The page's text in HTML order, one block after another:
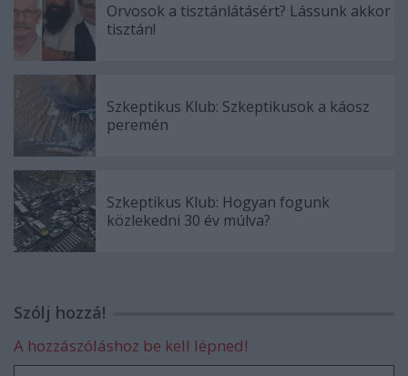
Orvosok a tisztánlátásért? Lássunk akkor
tisztán!
Szkeptikus Klub: Szkeptikusok a káosz
peremén
Szkeptikus Klub: Hogyan fogunk
közlekedni 30 év múlva?
Szólj hozzá!
A hozzászóláshoz be kell lépned!